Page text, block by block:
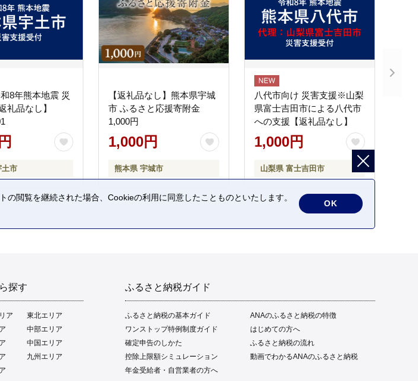
8年熊本地震 災
礼品なし】
土市
【返礼品なし】熊本県宇城
市 ふるさと応援寄附金
1,000円
1,000円
熊本県 宇城市
八代市向け 災害支援※山梨
県富士吉田市による八代市
への支援【返礼品なし】
1,000円
山梨県 富士吉田市
探す
ア
東北エリア
中部エリア
中国エリア
九州エリア
ふるさと納税ガイド
ふるさと納税の基本ガイド
ANAのふるさと納税の特徴
ワンストップ特例制度ガイド
はじめての方へ
確定申告のしかた
ふるさと納税の流れ
控除上限額シミュレーション
動画でわかるANAのふるさと納税
年金受給者・自営業者の方へ
閲覧を継続された場合、Cookieの利用に同意したことものといたします。
OK